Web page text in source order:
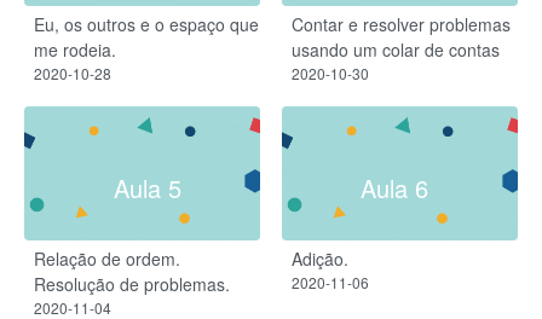
Eu, os outros e o espaço que
me rodeia.
2020-10-28
Contar e resolver problemas
usando um colar de contas
2020-10-30
Aula 5
Relação de ordem.
Resolução de problemas.
2020-11-04
Aula 6
Adição.
2020-11-06